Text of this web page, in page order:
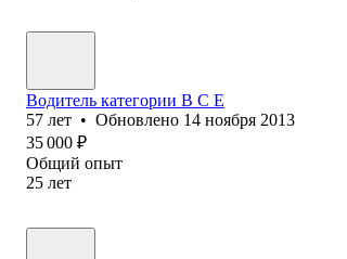
Водитель категории В С Е
57 лет • Обновлено 14 ноября 2013
35 000 ₽
Общий опыт
25 лет